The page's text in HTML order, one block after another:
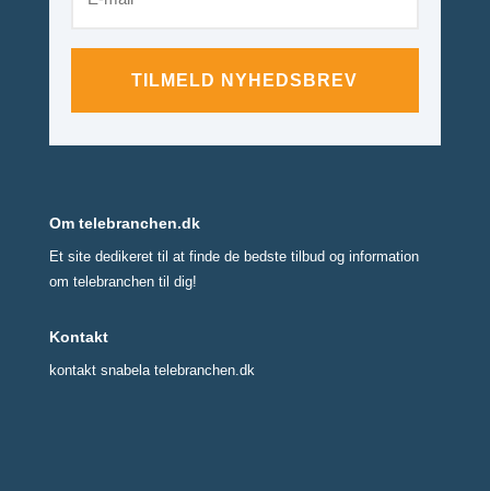
TILMELD NYHEDSBREV
Om telebranchen.dk
Et site dedikeret til at finde de bedste tilbud og information
om telebranchen til dig!
Kontakt
kontakt snabela telebranchen.dk